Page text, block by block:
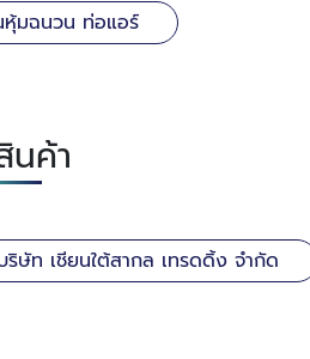
มฉนวน ท่อแอร์
นค้า
ริษัท เชียนใต้สากล เทรดดิ้ง จำกัด